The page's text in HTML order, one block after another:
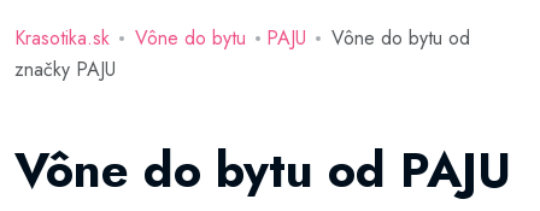
Krasotika.sk Vône do bytu PAJU
Vône do bytu od
značky PAJU
Vône do bytu od PAJU